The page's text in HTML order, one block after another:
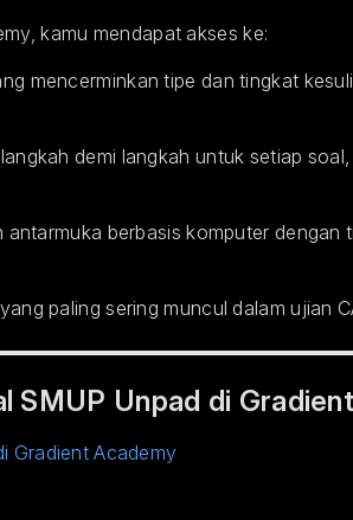
kamu mendapat akses ke:
mencerminkan tipe dan tingkat
demi langkah untuk setiap
antarmuka berbasis komputer
paling sering muncul dalam ujian
SMUP Unpad di
Gradient Academy